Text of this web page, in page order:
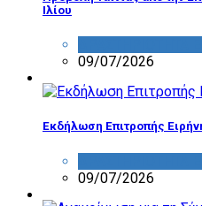
Ιλίου
09/07/2026
Εκδήλωση Επιτροπής
09/07/2026